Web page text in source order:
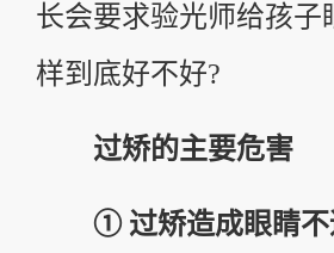
长会要求验光师给孩
样到底好不好?
过矫的主要危害
① 过矫造成眼睛不